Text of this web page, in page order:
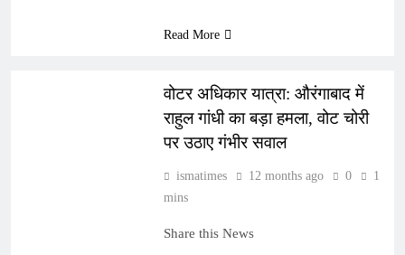
Read More
वोटर अधिकार यात्रा: औरंगाबाद में
राहुल गांधी का बड़ा हमला, वोट चोरी
पर उठाए गंभीर सवाल
ismatimes 12 months ago 0
1
mins
Share this News